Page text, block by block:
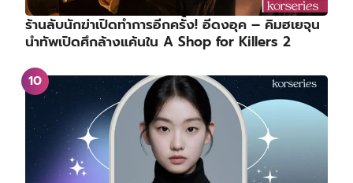
ร้านลับนักฆ่าเปิดทำการอีกครั้ง! อีดงอุค – คิมฮเยจุน
นำทัพเปิดศึกล้างแค้นใน A Shop for Killers 2